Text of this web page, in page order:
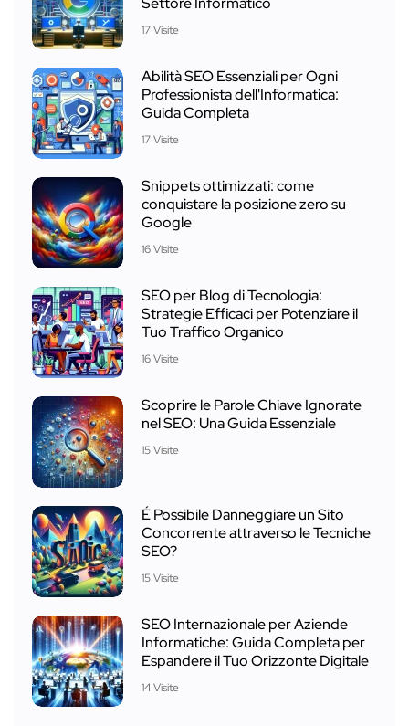
17 Visite
Abilità SEO Essenziali per Ogni
Professionista dell'Informatica:
Guida Completa
17 Visite
Snippets ottimizzati: come
conquistare la posizione zero su
Google
16 Visite
SEO per Blog di Tecnologia:
Strategie Efficaci per Potenziare il
Tuo Traffico Organico
16 Visite
Scoprire le Parole Chiave Ignorate
nel SEO: Una Guida Essenziale
15 Visite
É Possibile Danneggiare un Sito
Concorrente attraverso le Tecniche
SEO?
15 Visite
SEO Internazionale per Aziende
Informatiche: Guida Completa per
Espandere il Tuo Orizzonte Digitale
14 Visite